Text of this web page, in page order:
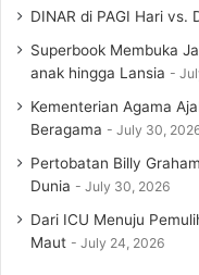
DINAR di PAGI Hari vs.
Superbook Membuka
anak hingga Lansia
Kementerian Agama
Beragama
July 30,
Pertobatan Billy
Dunia
July 30, 2026
Dari ICU Menuju
Maut
July 24, 2026